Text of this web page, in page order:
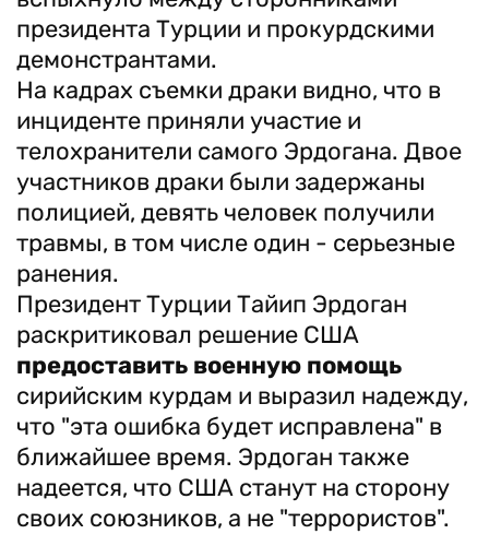
президента Турции и прокурдскими
демонстрантами.
На кадрах съемки драки видно, что в
инциденте приняли участие и
телохранители самого Эрдогана. Двое
участников драки были задержаны
полицией, девять человек получили
травмы, в том числе один - серьезные
ранения.
Президент Турции Тайип Эрдоган
раскритиковал решение США
предоставить военную помощь
сирийским курдам и выразил надежду,
что "эта ошибка будет исправлена" в
ближайшее время. Эрдоган также
надеется, что США станут на сторону
своих союзников, а не "террористов".